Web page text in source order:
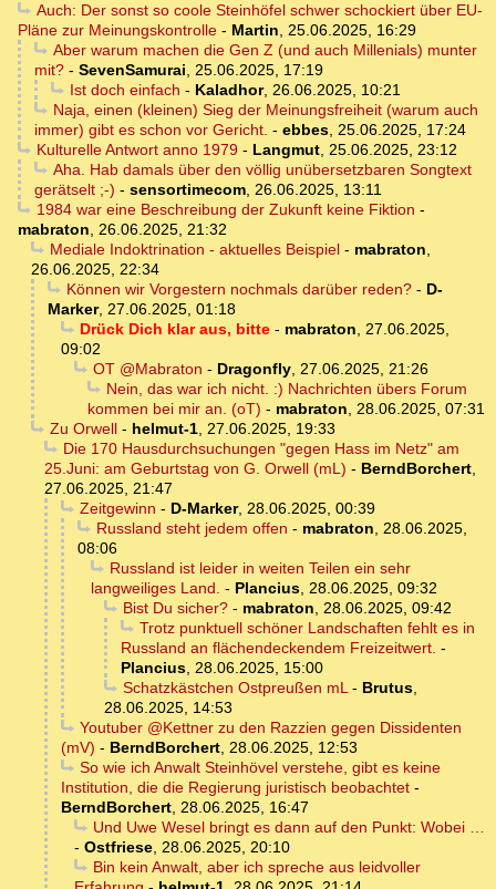
Auch: Der sonst so coole Steinhöfel schwer schockiert über EU-
Pläne zur Meinungskontrolle - Martin, 25.06.2025, 16:29
Aber warum machen die Gen Z (und auch Millenials) munter
mit? - SevenSamurai, 25.06.2025, 17:19
Ist doch einfach - Kaladhor, 26.06.2025, 10:21
Naja, einen (kleinen) Sieg der Meinungsfreiheit (warum auch
immer) gibt es schon vor Gericht. - ebbes, 25.06.2025, 17:24
Kulturelle Antwort anno 1979- Langmut, 25.06.2025, 23:12
Aha. Hab damals über den völlig unübersetzbaren Songtext
gerätselt ;-) - sensortimecom, 26.06.2025, 13:11
1984 war eine Beschreibung der Zukunft keine Fiktion -
mabraton, 26.06.2025, 21:32
Mediale Indoktrination - aktuelles Beispiel- mabraton,
26.06.2025, 22:34
Können wir Vorgestern nochmals darüber reden?- D-
Marker, 27.06.2025, 01:18
Drück Dich klar aus, bitte- mabraton, 27.06.2025,
09:02
OT @Mabraton - Dragonfly, 27.06.2025, 21:26
Nein, das war ich nicht. :) Nachrichten übers Forum
kommen bei mir an. (oT) - mabraton, 28.06.2025, 07:31
Zu Orwell- helmut-1, 27.06.2025, 19:33
Die 170 Hausdurchsuchungen "gegen Hass im Netz" am
25.Juni: am Geburtstag von G. Orwell (mL) - BerndBorchert,
27.06.2025, 21:47
Zeitgewinn - D-Marker, 28.06.2025, 00:39
Russland steht jedem offen - mabraton, 28.06.2025,
08:06
Russland ist leider in weiten Teilen ein sehr
langweiliges Land. - Plancius, 28.06.2025, 09:32
Bist Du sicher?- mabraton, 28.06.2025, 09:42
Trotz punktuell schöner Landschaften fehlt es in
Russland an flächendeckendem Freizeitwert. -
Plancius, 28.06.2025, 15:00
Schatzkästchen Ostpreußen mL- Brutus,
28.06.2025, 14:53
Youtuber @Kettner zu den Razzien gegen Dissidenten
(mV) - BerndBorchert, 28.06.2025, 12:53
So wie ich Anwalt Steinhövel verstehe, gibt es keine
Institution, die die Regierung juristisch beobachtet -
BerndBorchert, 28.06.2025, 16:47
Und Uwe Wesel bringt es dann auf den Punkt: Wobei …
- Ostfriese, 28.06.2025, 20:10
Bin kein Anwalt, aber ich spreche aus leidvoller